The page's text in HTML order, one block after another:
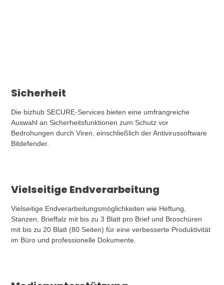
Sicherheit
Die bizhub SECURE-Services bieten eine umfrangreiche
Auswahl an Sicherheitsfunktionen zum Schutz vor
Bedrohungen durch Viren, einschließlich der Antivirussoftware
Bitdefender.
Vielseitige Endverarbeitung
Vielseitige Endverarbeitungsmöglichkeiten wie Heftung,
Stanzen, Brieffalz mit bis zu 3 Blatt pro Brief und Broschüren
mit bis zu 20 Blatt (80 Seiten) für eine verbesserte Produktivität
im Büro und professionelle Dokumente.